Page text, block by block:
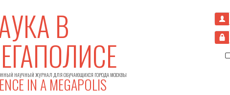
В
НАУЧНЫЙ ЖУРНАЛ ДЛЯ ОБУЧАЮЩИХСЯ ГОРОДА МОСКВЫ
IN A MEGAPOLIS